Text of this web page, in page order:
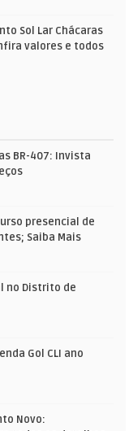
Sol Lar Chácaras
valores e todos
BR-407: Invista
presencial de
Saiba Mais
no Distrito de
Gol CLI ano
Novo: